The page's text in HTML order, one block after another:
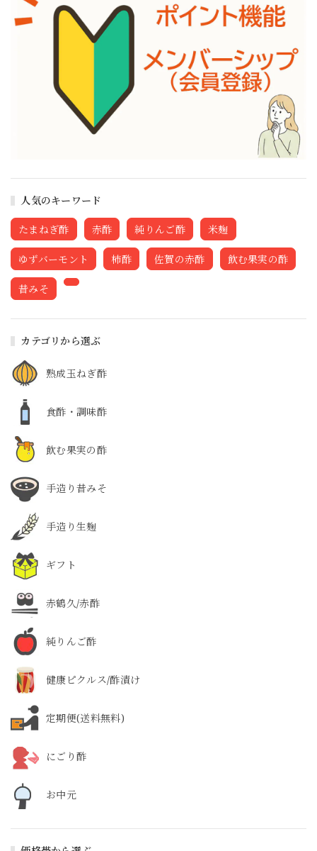
人気のキーワード
たまねぎ酢 赤酢 純りんご酢 米麹
ゆずバーモント 柿酢 佐賀の赤酢 飲む果実の酢
昔みそ
カテゴリから選ぶ
熟成玉ねぎ酢
食酢・調味酢
飲む果実の酢
手造り昔みそ
手造り生麹
ギフト
赤鶴久/赤酢
純りんご酢
健康ピクルス/酢漬け
定期便(送料無料)
にごり酢
お中元